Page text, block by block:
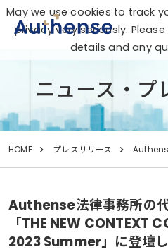
ニュース・プ
HOME プレスリリース
Authense法律事務所の
「THE NEW CONTEXT
2023 Summer」に登壇し
May we use cookies to track
privacy very seriously.
details and any